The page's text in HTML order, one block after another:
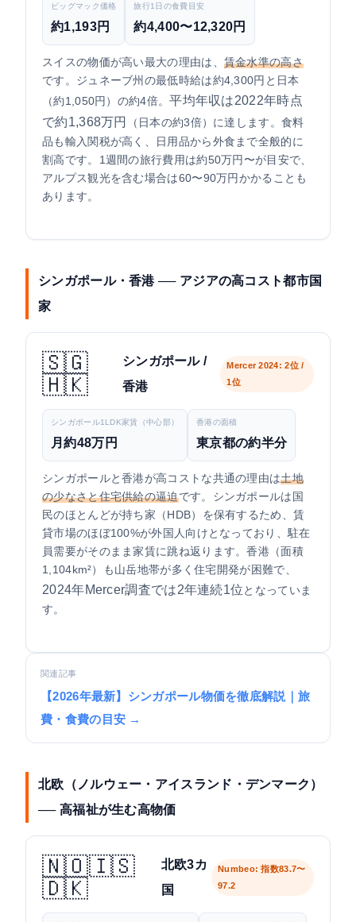
ビッグマック価格
約1,193円
旅行1日の食費目安
約4,400〜12,320円
スイスの物価が高い最大の理由は、 賃金水準の高さ
です。ジュネーブ州の最低時給は約4,300円と日本
（約1,050円）の約4倍。平均年収は2022年時点
で約1,368万円
（日本の約3倍）に達します。食料
品も輸入関税が高く、日用品から外食まで全般的に
割高です。1週間の旅行費用は約50万円〜が目安で、
アルプス観光を含む場合は60〜90万円かかることも
あります。
シンガポール・香港 ── アジアの高コスト都市国
家
🇸🇬
🇭🇰
シンガポール /
香港
Mercer 2024: 2位 /
1位
シンガポール1LDK家賃（中心部）
月約48万円
香港の面積
東京都の約半分
シンガポールと香港が高コストな共通の理由は土地
の少なさと住宅供給の逼迫です。シンガポールは国
民のほとんどが持ち家（HDB）を保有するため、賃
貸市場のほぼ100%が外国人向けとなっており、駐在
員需要がそのまま家賃に跳ね返ります。香港（面積
1,104km²）も山岳地帯が多く住宅開発が困難で、
2024年Mercer調査では2年連続1位となっていま
す。
関連記事
【2026年最新】シンガポール物価を徹底解説｜旅
費・食費の目安 →
北欧（ノルウェー・アイスランド・デンマーク）
── 高福祉が生む高物価
🇳🇴🇮🇸
🇩🇰
北欧3カ
国
Numbeo: 指数83.7〜
97.2